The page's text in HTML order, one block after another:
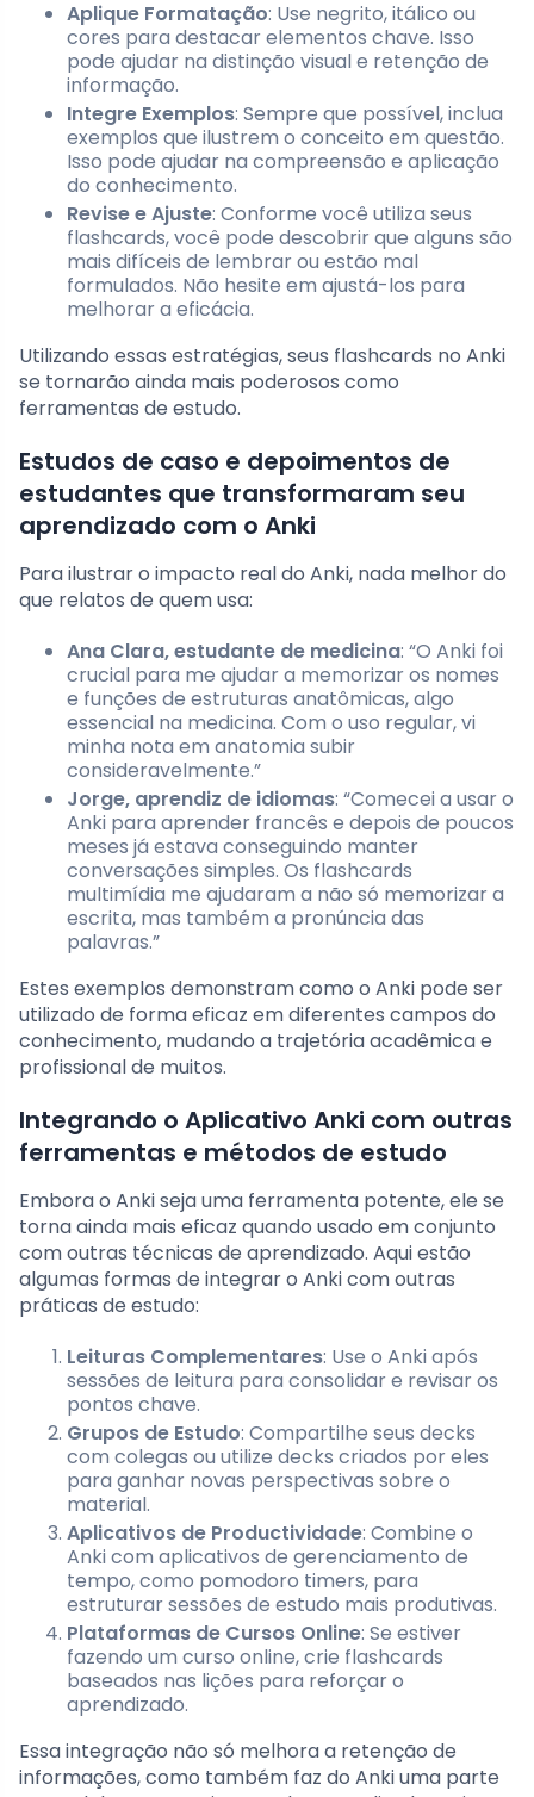
Aplique Formatação: Use negrito, itálico ou
cores para destacar elementos chave. Isso
pode ajudar na distinção visual e retenção de
informação.
Integre Exemplos: Sempre que possível, inclua
exemplos que ilustrem o conceito em questão.
Isso pode ajudar na compreensão e aplicação
do conhecimento.
Revise e Ajuste: Conforme você utiliza seus
flashcards, você pode descobrir que alguns são
mais difíceis de lembrar ou estão mal
formulados. Não hesite em ajustá-los para
melhorar a eficácia.
Utilizando essas estratégias, seus flashcards no Anki
se tornarão ainda mais poderosos como
ferramentas de estudo.
Estudos de caso e depoimentos de
estudantes que transformaram seu
aprendizado com o Anki
Para ilustrar o impacto real do Anki, nada melhor do
que relatos de quem usa:
Ana Clara, estudante de medicina: “O Anki foi
crucial para me ajudar a memorizar os nomes
e funções de estruturas anatômicas, algo
essencial na medicina. Com o uso regular, vi
minha nota em anatomia subir
consideravelmente.”
Jorge, aprendiz de idiomas: “Comecei a usar o
Anki para aprender francês e depois de poucos
meses já estava conseguindo manter
conversações simples. Os flashcards
multimídia me ajudaram a não só memorizar a
escrita, mas também a pronúncia das
palavras.”
Estes exemplos demonstram como o Anki pode ser
utilizado de forma eficaz em diferentes campos do
conhecimento, mudando a trajetória acadêmica e
profissional de muitos.
Integrando o Aplicativo Anki com outras
ferramentas e métodos de estudo
Embora o Anki seja uma ferramenta potente, ele se
torna ainda mais eficaz quando usado em conjunto
com outras técnicas de aprendizado. Aqui estão
algumas formas de integrar o Anki com outras
práticas de estudo:
Leituras Complementares: Use o Anki após
sessões de leitura para consolidar e revisar os
pontos chave.
Grupos de Estudo: Compartilhe seus decks
com colegas ou utilize decks criados por eles
para ganhar novas perspectivas sobre o
material.
Aplicativos de Productividade: Combine o
Anki com aplicativos de gerenciamento de
tempo, como pomodoro timers, para
estruturar sessões de estudo mais produtivas.
Plataformas de Cursos Online: Se estiver
fazendo um curso online, crie flashcards
baseados nas lições para reforçar o
aprendizado.
Essa integração não só melhora a retenção de
informações, como também faz do Anki uma parte